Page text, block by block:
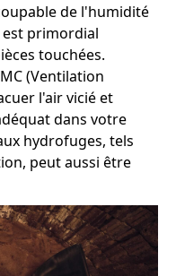
de l'humidité
est primordial
touchées.
(Ventilation
l'air vicié et
dans votre
hydrofuges, tels
peut aussi être